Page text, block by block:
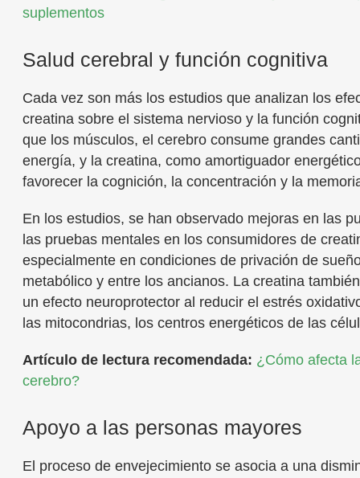
suplementos
Salud cerebral y función cognitiva
Cada vez son más los estudios que analizan los
creatina sobre el sistema nervioso y la función
que los músculos, el cerebro consume grandes
energía, y la creatina, como amortiguador
favorecer la cognición, la concentración y la
En los estudios, se han observado mejoras en las
las pruebas mentales en los consumidores de
especialmente en condiciones de privación de
metabólico y entre los ancianos. La creatina
un efecto neuroprotector al reducir el estrés
las mitocondrias, los centros energéticos de las
Artículo de lectura recomendada: ¿Cómo afecta
cerebro?
Apoyo a las personas mayores
El proceso de envejecimiento se asocia a una